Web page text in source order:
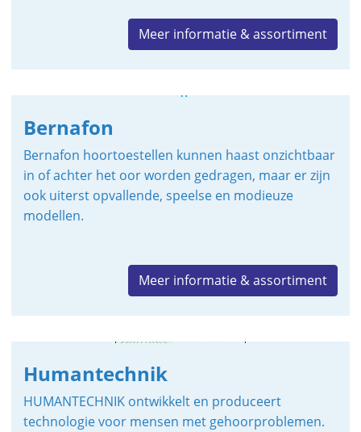
Meer informatie & assortiment
Bernafon
Bernafon hoortoestellen kunnen haast onzichtbaar
in of achter het oor worden gedragen, maar er zijn
ook uiterst opvallende, speelse en modieuze
modellen.
Meer informatie & assortiment
Humantechnik
HUMANTECHNIK ontwikkelt en produceert
technologie voor mensen met gehoorproblemen.